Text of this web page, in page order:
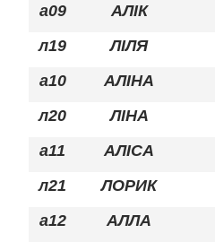
а09
АЛІК
л19
ЛІЛЯ
а10
АЛІНА
л20
ЛІНА
а11
АЛІСА
л21
ЛОРИК
а12
АЛЛА